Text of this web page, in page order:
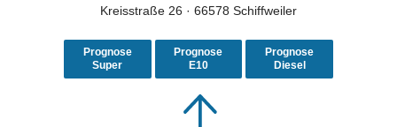
Kreisstraße 26 · 66578 Schiffweiler
Prognose
Super
Prognose
E10
Prognose
Diesel